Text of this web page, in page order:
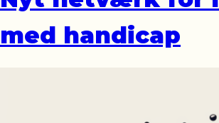
med handicap